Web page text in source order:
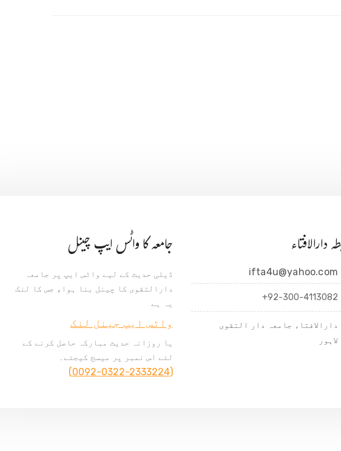
دارالافتاء
ifta4u@yahoo.com
+92-300-4113082
دارالافتاء جامعہ دار التقوی
لاہور
جامعہ کا واٹس ایپ چینل
ڈیلی حدیث کے لیے واٹس ایپ پر جامعہ
دارالتقوی کا چینل بنا ہوا، جس کا لنک
یہ ہے
واٹس ایپ جینل لنک
یا روزانہ حدیث مبارکہ حاصل کرنے کے
لئے اس نمبر پر میسج کیجئے۔
(0092-0322-2333224)